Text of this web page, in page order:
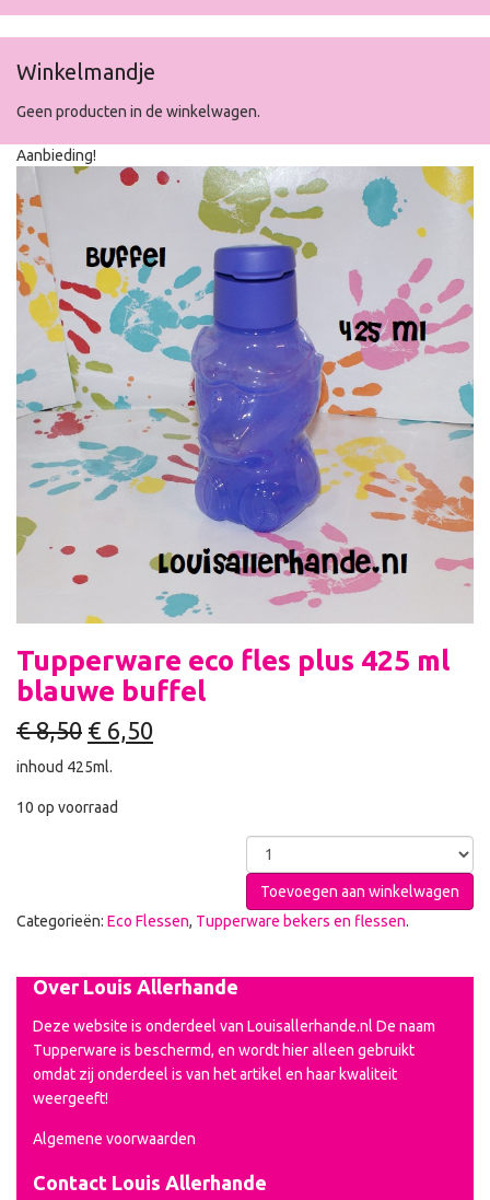
Winkelmandje
Geen producten in de winkelwagen.
Aanbieding!
Tupperware eco fles plus 425 ml
blauwe buffel
€8,50 € 6,50
inhoud 425ml.
10 op voorraad
Toevoegen aan winkelwagen
Categorieën: Eco Flessen, Tupperware bekers en flessen.
Over Louis Allerhande
Deze website is onderdeel van Louisallerhande.nl De naam
Tupperware is beschermd, en wordt hier alleen gebruikt
omdat zij onderdeel is van het artikel en haar kwaliteit
weergeeft!
Algemene voorwaarden
Contact Louis Allerhande